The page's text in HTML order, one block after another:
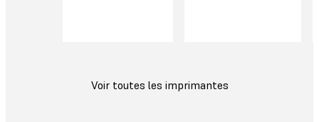
Voir toutes les imprimantes